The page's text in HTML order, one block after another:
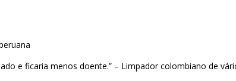
e ficaria menos doente.” – Limpador colombiano de